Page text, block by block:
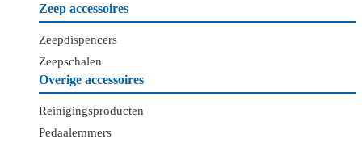
Zeep accessoires
Zeepdispencers
Zeepschalen
Overige accessoires
Reinigingsproducten
Pedaalemmers